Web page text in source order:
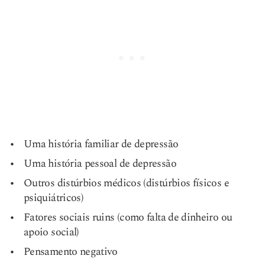
Uma história familiar de depressão
Uma história pessoal de depressão
Outros distúrbios médicos (distúrbios físicos e
psiquiátricos)
Fatores sociais ruins (como falta de dinheiro ou
apoio social)
Pensamento negativo